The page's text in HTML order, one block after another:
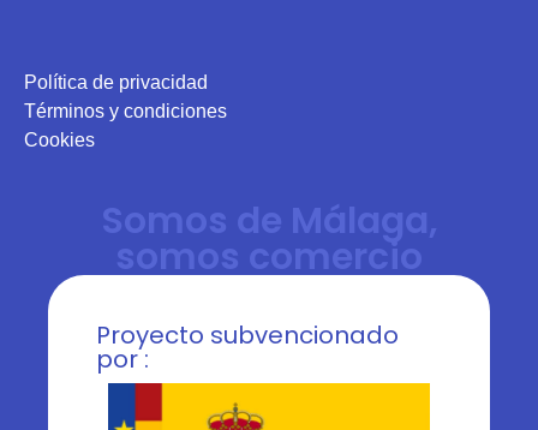
Política de privacidad
Términos y condiciones
Cookies
Somos de Málaga,
somos comercio
Proyecto subvencionado
por :